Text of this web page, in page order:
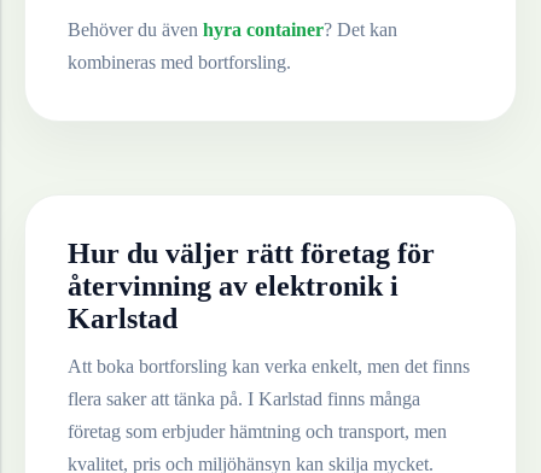
Behöver du även hyra container? Det kan
kombineras med bortforsling.
Hur du väljer rätt företag för
återvinning av elektroniki
Karlstad
Att boka bortforsling kan verka enkelt, men det finns
flera saker att tänka på. I Karlstad finns många
företag som erbjuder hämtning och transport, men
kvalitet, pris och miljöhänsyn kan skilja mycket.